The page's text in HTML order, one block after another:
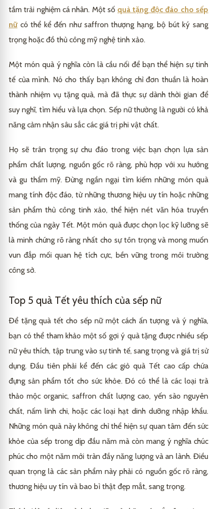
tầm trải nghiệm cá nhân. Một số quà tặng độc đáo cho sếp
nữcó thể kể đến như saffron thượng hạng, bộ bút ký sang
trọng hoặc đồ thủ công mỹ nghệ tinh xảo.
Một món quà ý nghĩa còn là cầu nối để bạn thể hiện sự tinh
tế của mình. Nó cho thấy bạn không chỉ đơn thuần là hoàn
thành nhiệm vụ tặng quà, mà đã thực sự dành thời gian để
suy nghĩ, tìm hiểu và lựa chọn. Sếp nữ thường là người có khả
năng cảm nhận sâu sắc các giá trị phi vật chất.
Họ sẽ trân trọng sự chu đáo trong việc bạn chọn lựa sản
phẩm chất lượng, nguồn gốc rõ ràng, phù hợp với xu hướng
và gu thẩm mỹ. Đừng ngần ngại tìm kiếm những món quà
mang tính độc đáo, từ những thương hiệu uy tín hoặc những
sản phẩm thủ công tinh xảo, thể hiện nét văn hóa truyền
thống của ngày Tết. Một món quà được chọn lọc kỹ lưỡng sẽ
là minh chứng rõ ràng nhất cho sự tôn trọng và mong muốn
vun đắp mối quan hệ tích cực, bền vững trong môi trường
công sở.
Top 5 quà Tết yêu thích của sếp nữ
Để tặng quà tết cho sếp nữ một cách ấn tượng và ý nghĩa,
bạn có thể tham khảo một số gợi ý quà tặng được nhiều sếp
nữ yêu thích, tập trung vào sự tinh tế, sang trọng và giá trị sử
dụng. Đầu tiên phải kể đến các giỏ quà Tết cao cấp chứa
đựng sản phẩm tốt cho sức khỏe. Đó có thể là các loại trà
thảo mộc organic, saffron chất lượng cao, yến sào nguyên
chất, nấm linh chi, hoặc các loại hạt dinh dưỡng nhập khẩu.
Những món quà này không chỉ thể hiện sự quan tâm đến sức
khỏe của sếp trong dịp đầu năm mà còn mang ý nghĩa chúc
phúc cho một năm mới tràn đầy năng lượng và an lành. Điều
quan trọng là các sản phẩm này phải có nguồn gốc rõ ràng,
thương hiệu uy tín và bao bì thật đẹp mắt, sang trọng.